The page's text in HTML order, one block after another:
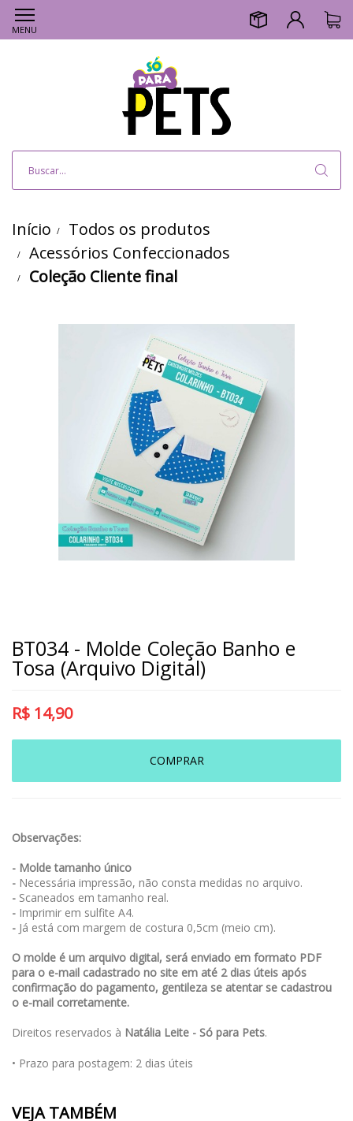
MENU
Início
Todos os produtos
Acessórios Confeccionados
Coleção Cliente final
BT034 - Molde Coleção Banho e
Tosa (Arquivo Digital)
R$ 14,90
COMPRAR
Observações:
- Molde tamanho único
- Necessária impressão, não consta medidas no arquivo.
- Scaneados em tamanho real.
- Imprimir em sulfite A4.
- Já está com margem de costura 0,5cm (meio cm).
O molde é um arquivo digital, será enviado em formato PDF
para o e-mail cadastrado no site em até 2 dias úteis após
confirmação do pagamento, gentileza se atentar se cadastrou
o e-mail corretamente.
Direitos reservados à Natália Leite - Só para Pets.
• Prazo para postagem: 2 dias úteis
VEJA TAMBÉM